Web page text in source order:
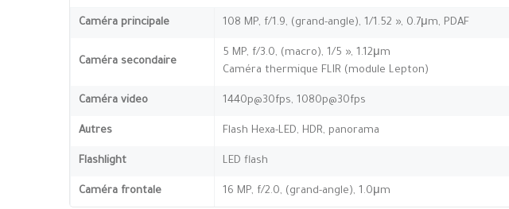
Caméra principale 108 MP, f/1.9, (grand-angle), 1/1.52 », 0.7μm, PDAF
Caméra secondaire
5 MP, f/3.0, (macro), 1/5 », 1.12μm
Caméra thermique FLIR (module Lepton)
Caméra video 1440p@30fps, 1080p@30fps
Autres Flash Hexa-LED, HDR, panorama
Flashlight LED flash
Caméra frontale 16 MP, f/2.0, (grand-angle), 1.0μm